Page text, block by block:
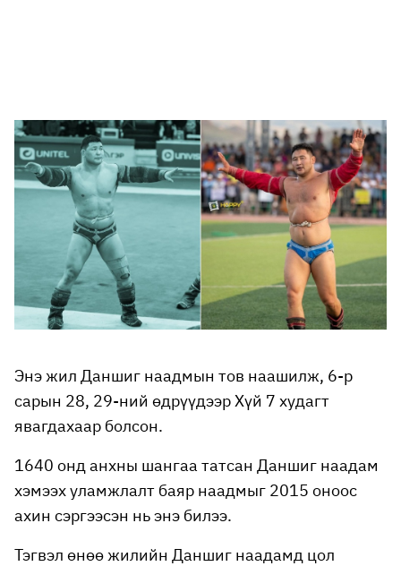
Энэ жил Даншиг наадмын тов наашилж, 6-р
сарын 28, 29-ний өдрүүдээр Хүй 7 худагт
явагдахаар болсон.
1640 онд анхны шангаа татсан Даншиг наадам
хэмээх уламжлалт баяр наадмыг 2015 оноос
ахин сэргээсэн нь энэ билээ.
Тэгвэл өнөө жилийн Даншиг наадамд цол